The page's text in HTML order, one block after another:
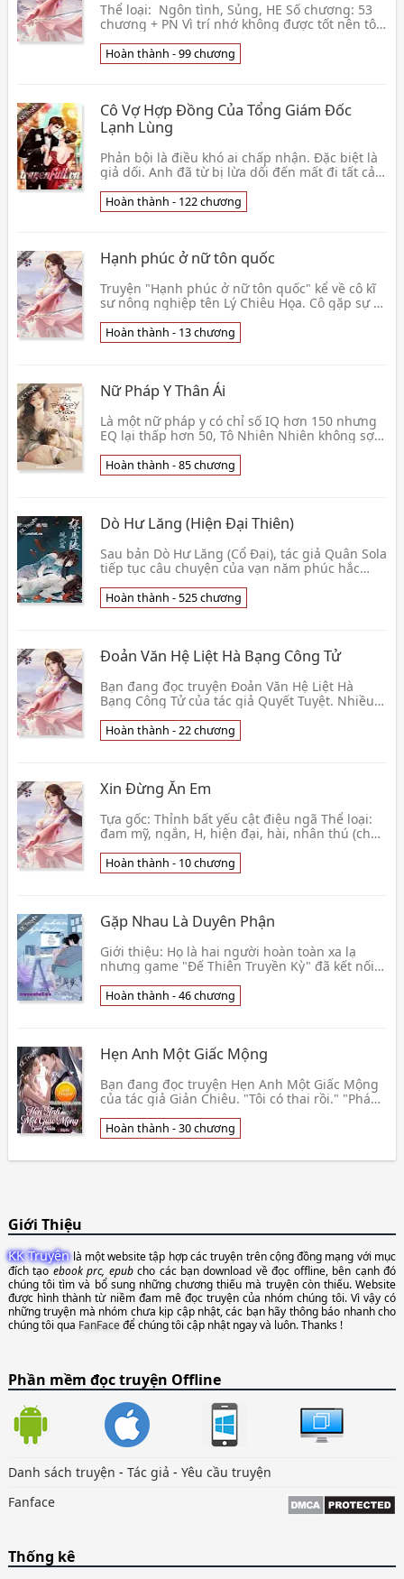
Thể loại: Ngôn tình, Sủng, HE Số chương: 53
chương + PN Vì trí nhớ không được tốt nên tôi
Hoàn thành - 99 chương
Cô Vợ Hợp Đồng Của Tổng Giám Đốc
Lạnh Lùng
Phản bội là điều khó ai chấp nhận. Đặc biệt là
giả dối. Anh đã từ bị lừa dối đến mất đi tất cả,
Phương Thảo
Hoàn thành - 122 chương
Hạnh phúc ở nữ tôn quốc
Truyện "Hạnh phúc ở nữ tôn quốc" kể về cô kĩ
sư nông nghiệp tên Lý Chiêu Hoa. Cô gặp sự cố
Hoa sẽ👦 Hoa Sim
Hoàn thành - 13 chương
Nữ Pháp Y Thân Ái
Là một nữ pháp y có chỉ số IQ hơn 150 nhưng
EQ lại thấp hơn 50, Tô Nhiên Nhiên không sợ
nhất lại👦 Nhất Lịch Sa
Hoàn thành - 85 chương
Dò Hư Lăng (Hiện Đại Thiên)
Sau bản Dò Hư Lăng (Cổ Đại), tác giả Quân Sola
tiếp tục câu chuyện của vạn năm phúc hắc
ở hiện đạ👦 Quân Sola
Hoàn thành - 525 chương
Đoản Văn Hệ Liệt Hà Bạng Công Tử
Bạn đang đọc truyện Đoản Văn Hệ Liệt Hà
Bạng Công Tử của tác giả Quyết Tuyệt. Nhiều
là yêu s👦 Quyết Tuyệt
Hoàn thành - 22 chương
Xin Đừng Ăn Em
Tựa gốc: Thỉnh bất yếu cật điệu ngã Thể loại:
đam mỹ, ngắn, H, hiện đại, hài, nhân thú (chút
👦 Hảo Ngạ Nga
Hoàn thành - 10 chương
Gặp Nhau Là Duyên Phận
Giới thiệu: Họ là hai người hoàn toàn xa lạ
nhưng game "Đế Thiên Truyền Kỳ" đã kết nối
toàn 👦 Dã Thảo Hoang Sơn
Hoàn thành - 46 chương
Hẹn Anh Một Giấc Mộng
Bạn đang đọc truyện Hẹn Anh Một Giấc Mộng
của tác giả Giản Chiêu. "Tôi có thai rồi." "Phá
hôn nhâ👦 Giản Chiêu
Hoàn thành - 30 chương
Giới Thiệu
KK Truyệnlà một website tập hợp các truyện trên cộng đồng mạng với mục
đích tạoebook prc, epubcho các bạn download về đọc offline, bên cạnh đó
chúng tôi tìm và bổ sung những chương thiếu mà truyện còn thiếu. Website
được hình thành từ niềm đam mê đọc truyện của nhóm chúng tôi. Vì vậy có
những truyện mà nhóm chưa kịp cập nhật, các bạn hãy thông báo nhanh cho
chúng tôi qua FanFaceđể chúng tôi cập nhật ngay và luôn. Thanks !
Phần mềm đọc truyện Offline
Danh sách truyện - Tác giả - Yêu cầu truyện
Fanface
Thống kê